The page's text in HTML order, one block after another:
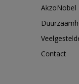
AkzoNobel
Contact